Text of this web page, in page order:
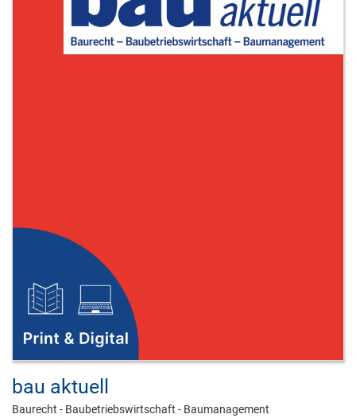
bau aktuell
Baurecht - Baubetriebswirtschaft - Baumanagement